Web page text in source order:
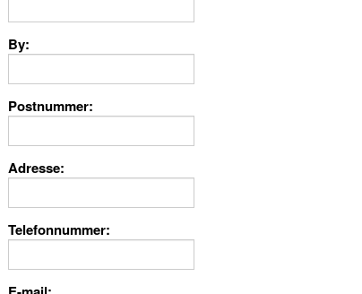
By
Postnummer
Adresse
Telefonnummer